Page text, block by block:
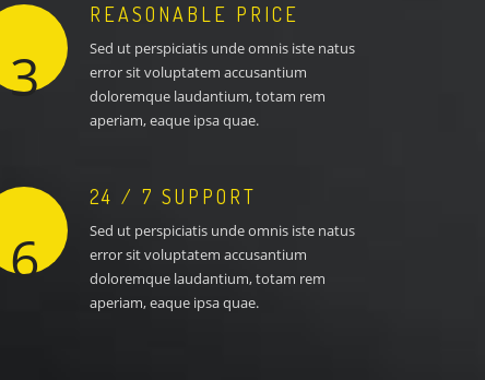
3
REASONABLE PRICE
Sed ut perspiciatis unde omnis iste natus
error sit voluptatem accusantium
doloremque laudantium, totam rem
aperiam, eaque ipsa quae.
6
24 / 7 SUPPORT
Sed ut perspiciatis unde omnis iste natus
error sit voluptatem accusantium
doloremque laudantium, totam rem
aperiam, eaque ipsa quae.